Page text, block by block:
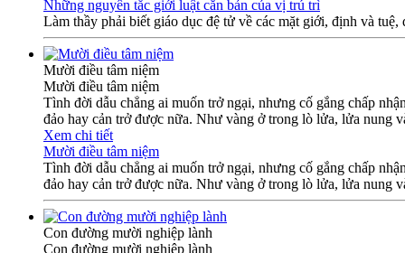
Những nguyên tắc giới luật căn bản của vị trú trì
Làm thầy phải biết giáo dục đệ tử về các mặt giới, định và
Mười điều tâm niệm
Mười điều tâm niệm
Tình đời dẫu chẳng ai muốn trở ngại, nhưng cố gắng chấp
đảo hay cản trở được nữa. Như vàng ở trong lò lửa, lửa nung
Xem chi tiết
Mười điều tâm niệm
Tình đời dẫu chẳng ai muốn trở ngại, nhưng cố gắng chấp
đảo hay cản trở được nữa. Như vàng ở trong lò lửa, lửa nung
Con đường mười nghiệp lành
Con đường mười nghiệp lành